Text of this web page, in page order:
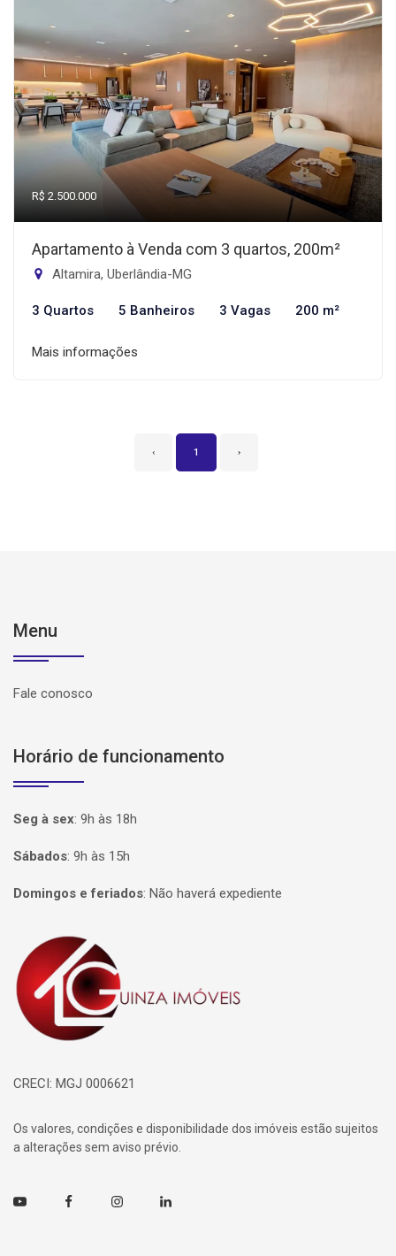
R$ 2.500.000
Apartamento à Venda com 3 quartos, 200m²
Altamira, Uberlândia-MG
3 Quartos 5 Banheiros 3 Vagas 200 m²
Mais informações
‹ 1 ›
Menu
Fale conosco
Horário de funcionamento
Seg à sex: 9h às 18h
Sábados: 9h às 15h
Domingos e feriados: Não haverá expediente
Página inicial
CRECI: MGJ 0006621
Os valores, condições e disponibilidade dos imóveis estão sujeitos
a alterações sem aviso prévio.
Youtube FacebookInstagramLinkedin